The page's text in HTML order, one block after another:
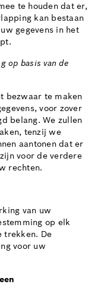
te houden dat er,
kan bestaan
gegevens in het
op basis van de
bezwaar te maken
voor zover
belang. We zullen
tenzij we
aantonen dat er
voor de verdere
rechten.
van uw
op elk
trekken. De
voor uw